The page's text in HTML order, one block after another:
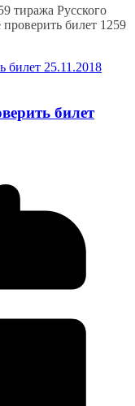
тиража Русского
билет 1259
билет